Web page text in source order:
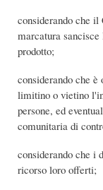
considerando che
marcatura
prodotto;
considerando che
limitino o vietino
persone, ed
comunitaria di
considerando che i
ricorso loro offerti;